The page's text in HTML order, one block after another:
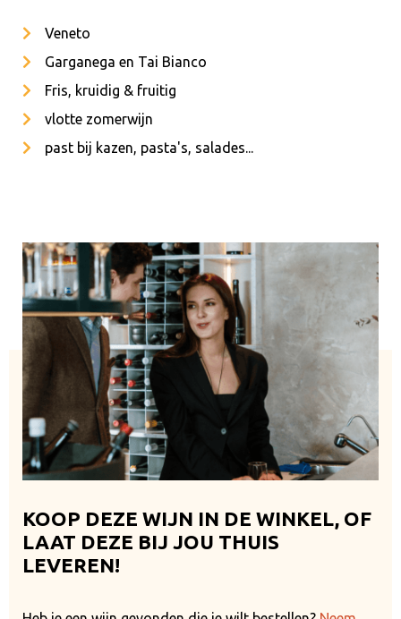
Veneto
Garganega en Tai Bianco
Fris, kruidig & fruitig
vlotte zomerwijn
past bij kazen, pasta's, salades...
KOOP DEZE WIJN IN DE WINKEL, OF
LAAT DEZE BIJ JOU THUIS
LEVEREN!